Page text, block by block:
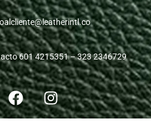
601 4215351 – 323 2346729